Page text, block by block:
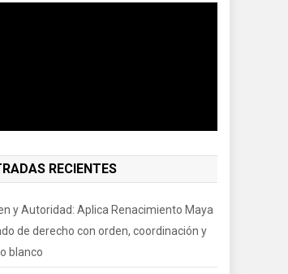
RECIENTES
y Autoridad: Aplica Renacimiento Maya
de derecho con orden, coordinación y
blanco